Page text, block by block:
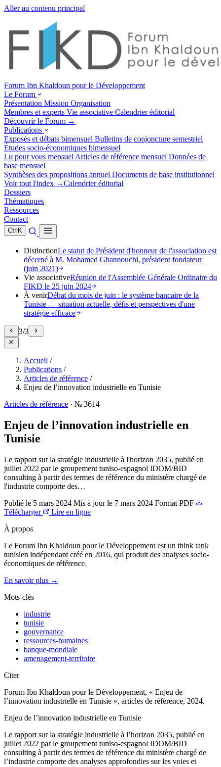
Aller au contenu principal
Forum Ibn Khaldoun pour le Développement
Le Forum
Présentation Mission Organisation
Membres et experts Vie associative Calendrier éditorial
Découvrir le Forum →
Publications
Exposés et débats bimensuel Bulletins de conjoncture semestriel
Études socio-économiques bimensuel
Lu pour vous mensuel Articles de référence mensuel Données de
base mensuel
Synthèses des propositions annuel Documents de base institutionnel
Voir tout l'index →Calendrier éditorial
Dossiers
Thématiques
Ressources
Contact
Ctrl K
DistinctionLe statut de Président d'honneur de l'association est
décerné à M. Mohamed Ghannouchi, président fondateur
(juin 2021)
Vie associativeRéunion de l'Assemblée Générale Ordinaire du
FIKD le 25 juin 2024
À venirDébat du mois de juin : le système bancaire de la
Tunisie — situation actuelle, défis et perspectives d'une
stratégie efficace
1/3
Accueil /
Publications /
Articles de référence /
Enjeu de l’innovation industrielle en Tunisie
Articles de référence · № 3614
Enjeu de l’innovation industrielle en
Tunisie
Le rapport sur la stratégie industrielle à l'horizon 2035, publié en
juillet 2022 par le groupement tuniso-espagnol IDOM/BID
consulting à partir des termes de référence du ministère chargé de
l'industrie comporte des…
Publié le 5 mars 2024 Mis à jour le 7 mars 2024 Format PDF
Télécharger
Lire en ligne
À propos
Le Forum Ibn Khaldoun pour le Développement est un think tank
tunisien indépendant créé en 2016, qui produit des analyses socio-
économiques de référence.
En savoir plus →
Mots-clés
industrie
tunisie
gouvernance
ressources-humaines
banque-mondiale
amenagement-territoire
Citer
Forum Ibn Khaldoun pour le Développement, « Enjeu de
l’innovation industrielle en Tunisie », articles de référence, 2024.
Enjeu de l’innovation industrielle en Tunisie
Le rapport sur la stratégie industrielle à l’horizon 2035, publié en
juillet 2022 par le groupement tuniso-espagnol IDOM/BID
consulting à partir des termes de référence du ministère chargé de
l’industrie comporte des analyses approfondies sur les voies et